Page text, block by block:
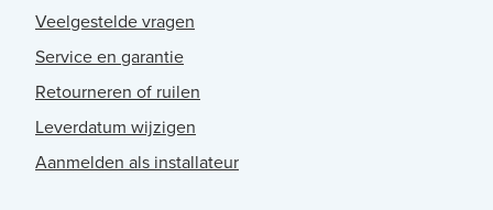
Veelgestelde vragen
Service en garantie
Retourneren of ruilen
Leverdatum wijzigen
Aanmelden als installateur